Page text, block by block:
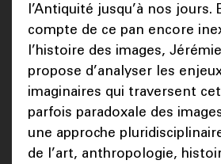
l’Antiquité jusqu’à nos
compte de ce pan encore
l’histoire des images,
propose d’analyser les
imaginaires qui traversent
parfois paradoxale des
une approche
de l’art, anthropologie,